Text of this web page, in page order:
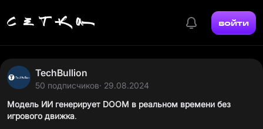
войти
TechBullion
50 подписчиков· 29.08.2024
Модель ИИ генерирует DOOM в реальном времени без
игрового движка.